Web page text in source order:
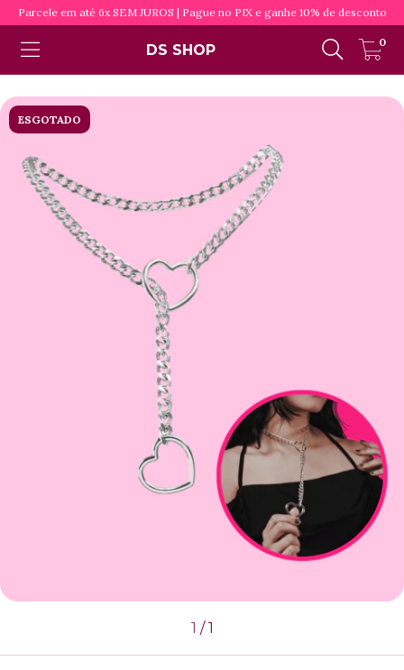
Parcele em até 6x SEM JUROS | Pague no PIX e ganhe 10% de desconto
DS SHOP 0
ESGOTADO
1 /1